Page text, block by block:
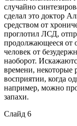
случайно
сделал это доктор
средством от
проглотил ЛСД,
продолжающееся от
человек от
наоборот.
времени, некоторые
восприятии, когда
например, можно
запахи.
Слайд 6